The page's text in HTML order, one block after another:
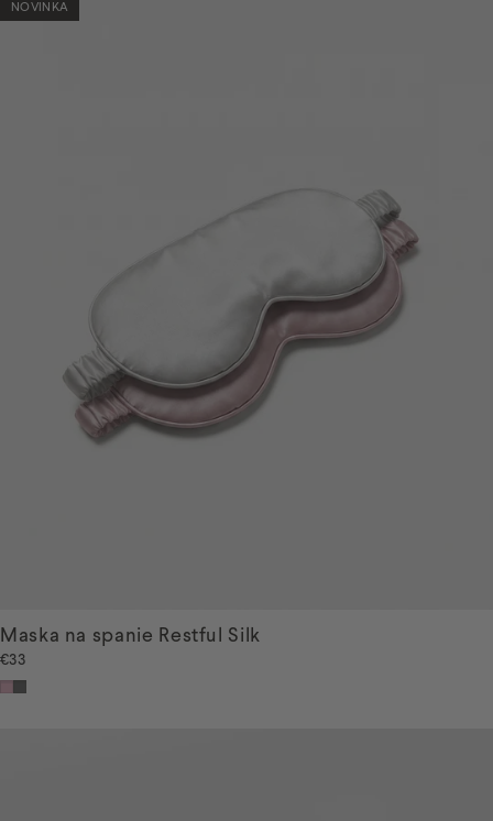
NOVINKA
Maska na spanie Restful Silk
€33